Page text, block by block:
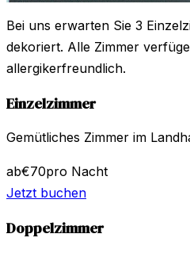
Bei uns erwarten Sie 3
dekoriert. Alle Zimmer
allergikerfreundlich.
Einzelzimmer
Gemütliches Zimmer im
ab€70pro Nacht
Jetzt buchen
Doppelzimmer